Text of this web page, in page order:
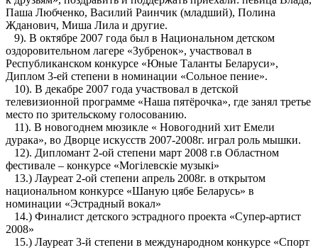
Паша Любченко, Василий Раинчик (младший), Полина
Жданович, Миша Лила и другие.
9). В октябре 2007 года был в Национальном детском
оздоровительном лагере «Зубренок», участвовал в
Республиканском конкурсе «Юные Таланты Беларуси»,
Диплом 3-ей степени в номинации «Сольное пение».
10). В декабре 2007 года участвовал в детской
телевизионной программе «Наша пятёрочка», где занял третье
место по зрительскому голосованию.
11). В новогоднем мюзикле « Новогодний хит Емели
дурака», во Дворце искусств 2007-2008г. играл роль мышки.
12). Дипломант 2-ой степени март 2008 г.в Областном
фестивале – конкурсе «Могiлевскiе музыкi»
13.) Лауреат 2-ой степени апрель 2008г. в открытом
национальном конкурсе «Шаную цябе Беларусь» в
номинации «Эстрадный вокал»
14.) Финалист детского эстрадного проекта «Супер-артист
2008»
15.) Лауреат 3-й степени в международном конкурсе «Спорт